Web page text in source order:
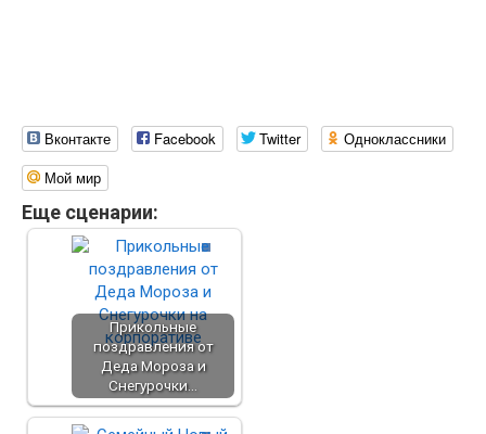
Вконтакте Facebook Twitter
Одноклассники
Мой мир
Еще сценарии:
Прикольные
поздравления от
Деда Мороза и
Снегурочки…